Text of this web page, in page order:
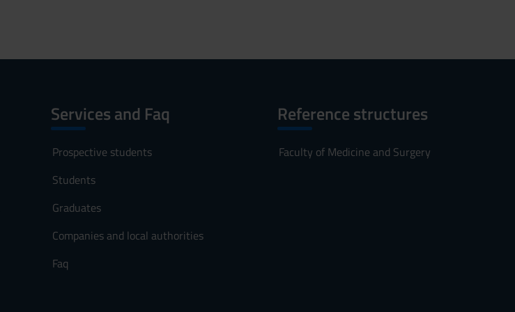
Services and Faq
Prospective students
Students
Graduates
Companies and local authorities
Faq
Reference structures
Faculty of Medicine and Surgery